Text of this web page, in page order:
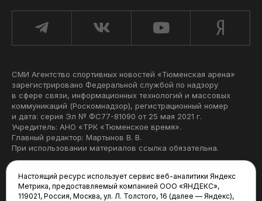
СМИ Агентство спортивных новостей «Тюменская арена»
зарегистрировано Федеральной службой по надзору
в сфере связи, информационных технологий и массовых
коммуникаций (Роскомнадзор), регистрационный номер
и дата: серия Эл № ФС77-81090 от 25 мая 2021 г.
Учредитель: АНО «ТРК «Тюменское время».
Главный редактор: Мартынов В. В.
При использовании материалов ссылка обязательна.
Редакция:
Настоящий ресурс использует сервис веб-аналитики Яндекс
Метрика, предоставляемый компанией ООО «ЯНДЕКС»,
119021, Россия, Москва, ул. Л. Толстого, 16 (далее — Яндекс),